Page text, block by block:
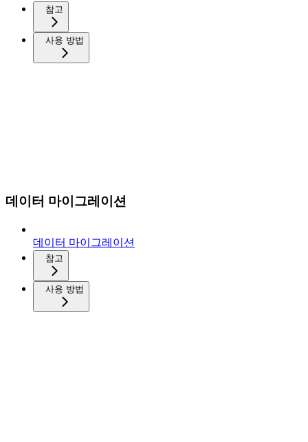
참고
사용 방법
데이터 마이그레이션
데이터 마이그레이션
참고
사용 방법